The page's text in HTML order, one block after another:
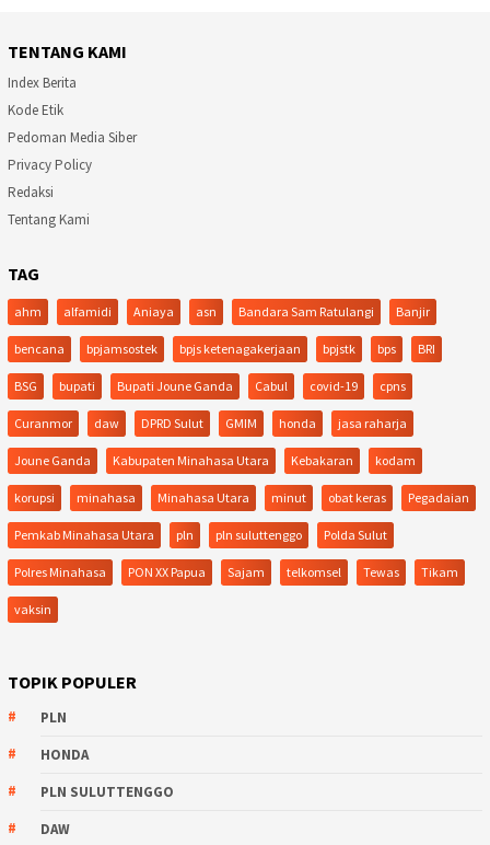
TENTANG KAMI
Index Berita
Kode Etik
Pedoman Media Siber
Privacy Policy
Redaksi
Tentang Kami
TAG
ahm alfamidi Aniaya asn Bandara Sam Ratulangi Banjir
bencana bpjamsostek bpjs ketenagakerjaan bpjstk bps BRI
BSG bupati Bupati Joune Ganda Cabul covid-19 cpns
Curanmor daw DPRD Sulut GMIM honda jasa raharja
Joune Ganda Kabupaten Minahasa Utara Kebakaran kodam
korupsi minahasa Minahasa Utara minut obat keras Pegadaian
Pemkab Minahasa Utara pln pln suluttenggo Polda Sulut
Polres Minahasa PON XX Papua Sajam telkomsel Tewas Tikam
vaksin
TOPIK POPULER
PLN
HONDA
PLN SULUTTENGGO
DAW